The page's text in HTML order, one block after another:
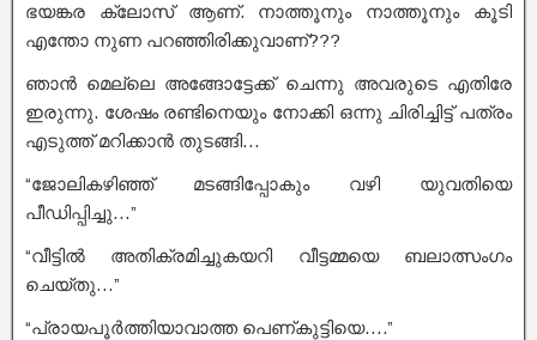
ഭയങ്കര ക്ലോസ് ആണ്. നാത്തൂനും നാത്തൂനും കൂടി
എന്തോ നുണ പറഞ്ഞിരിക്കുവാണ്???
ഞാൻ മെല്ലെ അങ്ങോട്ടേക്ക് ചെന്നു അവരുടെ എതിരേ
ഇരുന്നു. ശേഷം രണ്ടിനെയും നോക്കി ഒന്നു ചിരിച്ചിട്ട് പത്രം
എടുത്ത് മറിക്കാൻ തുടങ്ങി…
“ജോലികഴിഞ്ഞ് മടങ്ങിപ്പോകും വഴി യുവതിയെ
പീഡിപ്പിച്ചു…”
“വീട്ടിൽ അതിക്രമിച്ചുകയറി വീട്ടമ്മയെ ബലാത്സംഗം
ചെയ്തു…”
“പ്രായപൂർത്തിയാവാത്ത പെണ്കുട്ടിയെ….”